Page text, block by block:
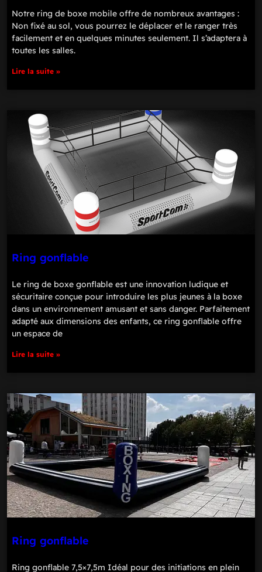
Notre ring de boxe mobile offre de nombreux avantages :
Non fixé au sol, vous pourrez le déplacer et le ranger très
facilement et en quelques minutes seulement. Il s’adaptera à
toutes les salles.
Lire la suite »
Ring gonflable
Le ring de boxe gonflable est une innovation ludique et
sécuritaire conçue pour introduire les plus jeunes à la boxe
dans un environnement amusant et sans danger. Parfaitement
adapté aux dimensions des enfants, ce ring gonflable offre
un espace de
Lire la suite »
Ring gonflable
Ring gonflable 7,5×7,5m Idéal pour des initiations en plein